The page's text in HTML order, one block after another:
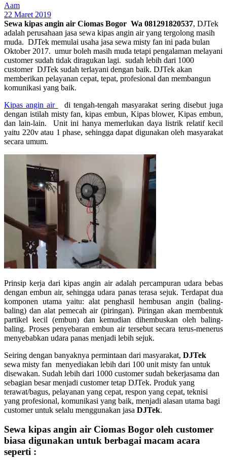
Aam
22 Maret 2019
Sewa kipas angin air Ciomas Bogor Wa 081291820537, DJTek
adalah perusahaan jasa sewa kipas angin air yang tergolong masih
muda. DJTek memulai usaha jasa sewa misty fan ini pada bulan
Oktober 2017. umur boleh masih muda tetapi pengalaman melayani
customer sudah tidak diragukan lagi. sudah lebih dari 1000
customer DJTek sudah terlayani dengan baik. DJTek akan
memberikan pelayanan cepat, tepat, profesional dan membangun
komunikasi yang baik.
Kipas angin air
di tengah-tengah masyarakat sering disebut juga
dengan istilah misty fan, kipas embun, Kipas blower, Kipas embun,
dan lain-lain. Unit ini hanya memerlukan daya listrik relatif kecil
yaitu 220v atau 1 phase, sehingga dapat digunakan oleh masyarakat
secara umum.
Prinsip kerja dari kipas angin air adalah percampuran udara bebas
dengan embun air, sehingga udara panas terasa sejuk. Terdapat dua
komponen utama yaitu: alat penghasil hembusan angin (baling-
baling) dan alat pemecah air (piringan). Piringan akan membentuk
partikel kecil (embun) dan kemudian dihembuskan oleh baling-
baling. Proses penyebaran embun air tersebut secara terus-menerus
menyebabkan udara panas menjadi lebih sejuk.
Seiring dengan banyaknya permintaan dari masyarakat, DJTek
sewa misty fan menyediakan lebih dari 100 unit misty fan untuk
disewakan. Sudah lebih dari 1000 customer sudah bekerjasama dan
sebagian besar menjadi customer tetap DJTek. Produk yang
terawat/bagus, pelayanan yang cepat, respon yang cepat, teknisi
yang profesional, komunikasi yang baik, menjadi alasan utama bagi
customer untuk selalu menggunakan jasa DJTek.
Sewa kipas angin air Ciomas Bogor oleh customer
biasa digunakan untuk berbagai macam acara
seperti :